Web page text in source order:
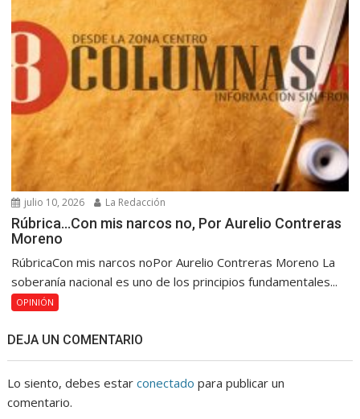
julio 10, 2026 La Redacción
Rúbrica…Con mis narcos no, Por Aurelio Contreras
Moreno
RúbricaCon mis narcos noPor Aurelio Contreras Moreno La
soberanía nacional es uno de los principios fundamentales...
OPINIÓN
DEJA UN COMENTARIO
Lo siento, debes estarconectado para publicar un
comentario.